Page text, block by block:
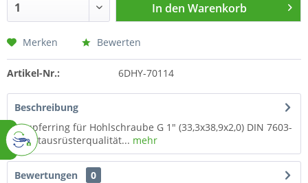
In den Warenkorb
Merken Bewerten
Artikel-Nr.: 6DHY-70114
Beschreibung
Kupferring für Hohlschraube G 1" (33,3x38,9x2,0) DIN 7603-
A Erstausrüsterqualität... mehr
Bewertungen
0